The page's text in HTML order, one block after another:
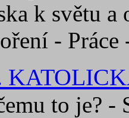
k světu a
- Práce
to je? -